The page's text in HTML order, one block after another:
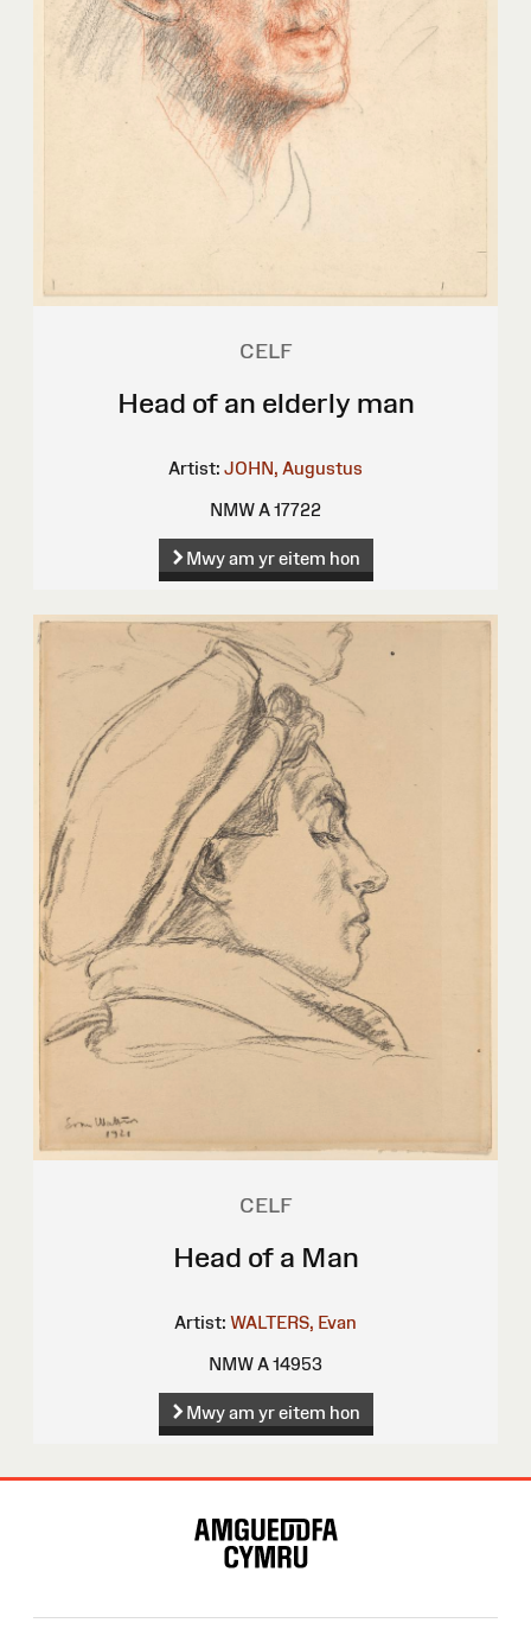
CELF
Head of an elderly man
Artist: JOHN, Augustus
NMW A 17722
Mwy am yr eitem hon
CELF
Head of a Man
Artist: WALTERS, Evan
NMW A 14953
Mwy am yr eitem hon